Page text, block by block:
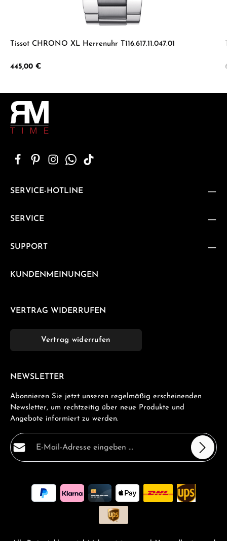
Tissot CHRONO XL Herrenuhr T116.617.11.047.01
Regulärer Preis:
445,00 €
SERVICE-HOTLINE
SERVICE
SUPPORT
KUNDENMEINUNGEN
VERTRAG WIDERRUFEN
Vertrag widerrufen
NEWSLETTER
Abonnieren Sie jetzt unseren regelmäßig erscheinenden
Newsletter, um rechtzeitig über neue Produkte und
Angebote informiert zu werden.
E-Mail-Adresse*
Ich habe die
Datenschutzbestimmungen
zur Kenntnis
genommen und dieAGBgelesen und bin mit ihnen
Pflichtfelder.